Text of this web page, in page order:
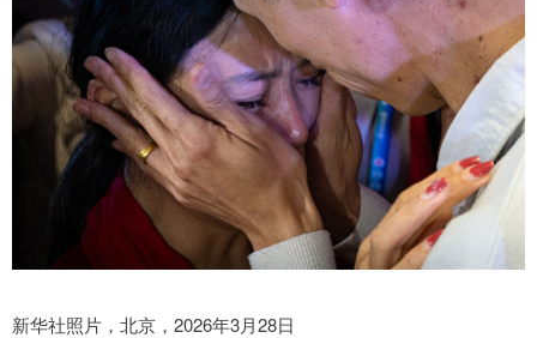
新华社照片，北京，2026年3月28日